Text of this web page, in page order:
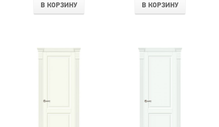
В КОРЗИНУ В КОРЗИНУ